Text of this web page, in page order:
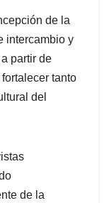
de la
intercambio y
partir de
tanto
del
de la